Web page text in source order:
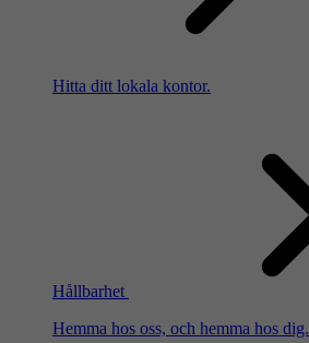
Hitta ditt lokala kontor.
Hållbarhet
Hemma hos oss, och hemma hos dig.